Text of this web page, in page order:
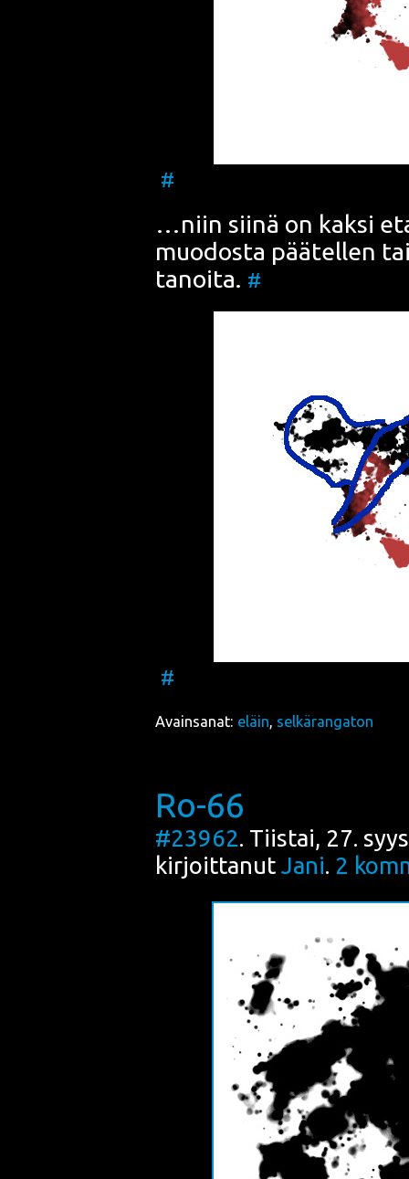
#
…niin sii­nä on kak­si
muo­dos­ta pää­tel­len
ta­noi­ta. #
#
Avainsanat: eläin, selkärangaton
Ro-66
#23962. Tiistai, 27.
kirjoittanut Jani. 2